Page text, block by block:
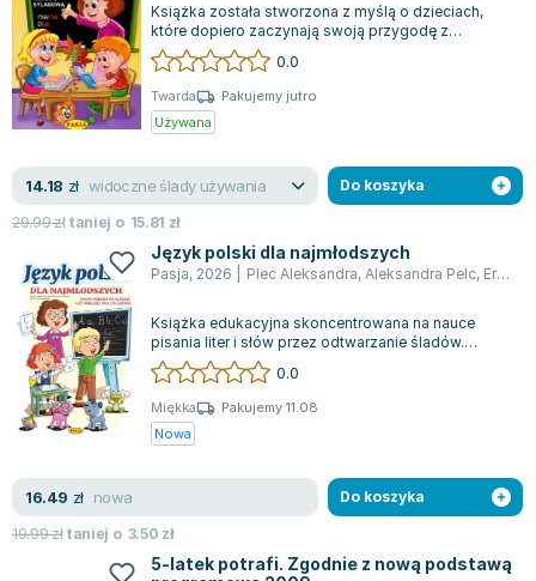
Jarosław Iwaszkiewicz
Joseph Murphy
Jan Sztaudynger
Aleksander Puszkin
Małgorzata Ohme
Maddie Ziegler
Leszek Czarnecki
Joanna Racewicz
Maria Seweryn
Janina Zającówna
Eric Helms
Anna Prus (oprac.)
Nela Mała Reporterka
Barbara Wrzesińska
Terry Pratchett
Virginia Woolf
Książka została stworzona z myślą o dzieciach,
które dopiero zaczynają swoją przygodę z
czytaniem, a także tych, które napotykają...
0.0
Twarda
Pakujemy jutro
Używana
14.18 zł widoczne ślady używania
29.99złtaniej o 15.81 zł
Do koszyka
Język polski dla najmłodszych
Pasja, 2026 Plec Aleksandra, Aleksandra Pelc, Ernest Błędowski
Książka edukacyjna skoncentrowana na nauce
pisania liter i słów przez odtwarzanie śladów.
Zawiera ćwiczenia opierające się na meto...
0.0
Miękka
Pakujemy 11.08
Nowa
16.49 zł nowa
19.99złtaniej o 3.50 zł
Do koszyka
5-latek potrafi. Zgodnie z nową podstawą